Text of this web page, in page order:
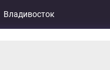
Владивосток